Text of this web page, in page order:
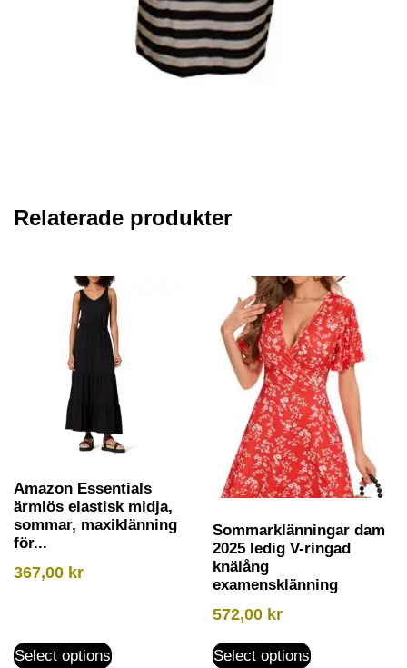
Relaterade produkter
Amazon Essentials
ärmlös elastisk midja,
sommar, maxiklänning
för...
367,00 kr
Select options
Sommarklänningar dam
2025 ledig V-ringad
knälång
examensklänning
572,00 kr
Select options